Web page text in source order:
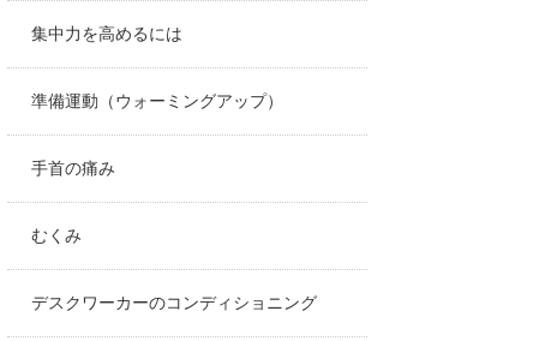
集中力を高めるには
準備運動（ウォーミングアップ）
手首の痛み
むくみ
デスクワーカーのコンディショニング